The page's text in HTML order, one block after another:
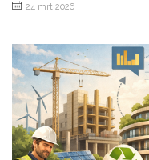
24 mrt 2026